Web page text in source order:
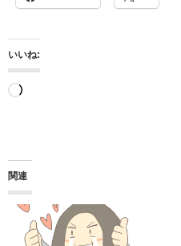
いいね:
読
み
中…
関連